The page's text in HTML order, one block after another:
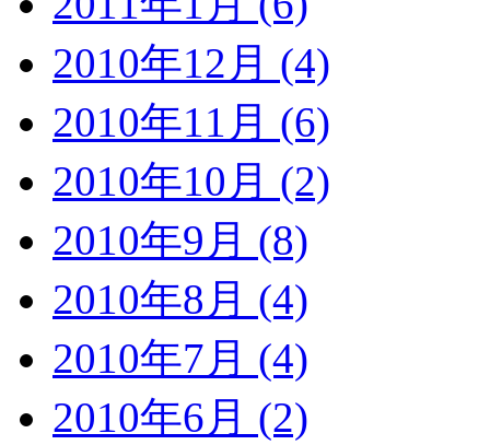
2010年12月 (4)
2010年11月 (6)
2010年10月 (2)
2010年9月 (8)
2010年8月 (4)
2010年7月 (4)
2010年6月 (2)